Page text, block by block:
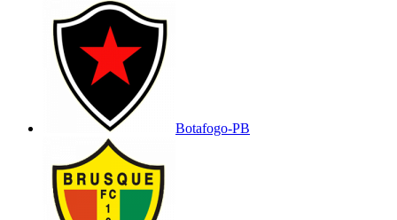
Botafogo-PB